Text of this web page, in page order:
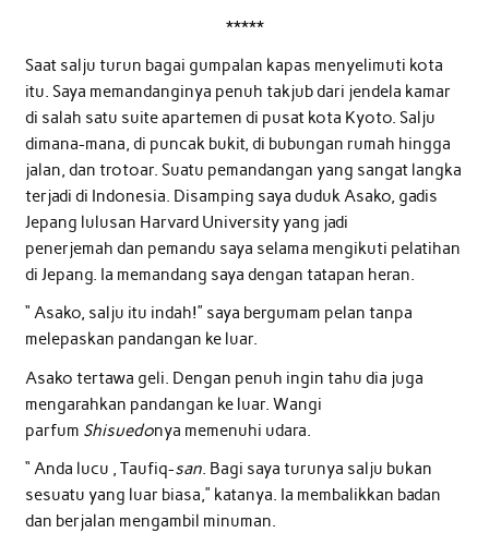
*****
Saat salju turun bagai gumpalan kapas menyelimuti kota
itu. Saya memandanginya penuh takjub dari jendela kamar
di salah satu suite apartemen di pusat kota Kyoto. Salju
dimana-mana, di puncak bukit, di bubungan rumah hingga
jalan, dan trotoar. Suatu pemandangan yang sangat langka
terjadi di Indonesia. Disamping saya duduk Asako, gadis
Jepang lulusan Harvard University yang jadi
penerjemah dan pemandu saya selama mengikuti pelatihan
di Jepang. Ia memandang saya dengan tatapan heran.
“ Asako, salju itu indah!” saya bergumam pelan tanpa
melepaskan pandangan ke luar.
Asako tertawa geli. Dengan penuh ingin tahu dia juga
mengarahkan pandangan ke luar. Wangi
parfum Shisuedonya memenuhi udara.
“ Anda lucu , Taufiq-san. Bagi saya turunya salju bukan
sesuatu yang luar biasa,” katanya. Ia membalikkan badan
dan berjalan mengambil minuman.